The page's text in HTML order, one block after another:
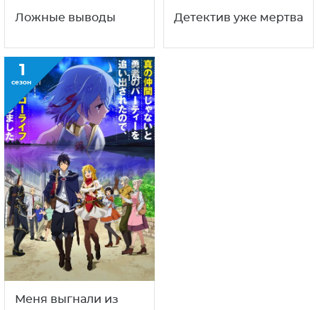
Ложные выводы Детектив уже мертва
1
сезон 16+
Меня выгнали из